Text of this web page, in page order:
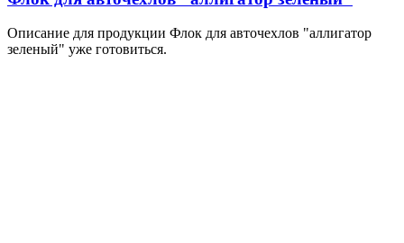
Описание для продукции Флок для авточехлов "аллигатор
зеленый" уже готовиться.